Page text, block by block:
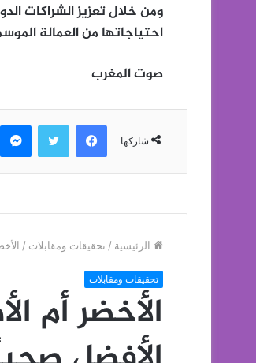
ومن خلال تعزيز الشراكات
احتياجاتها من العمالة
صوت المغرب
شاركها
فيسبوك تويتر